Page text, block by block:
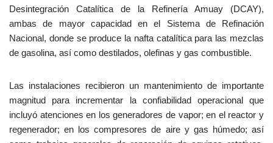
Desintegración Catalítica de la Refinería Amuay (DCAY),
ambas de mayor capacidad en el Sistema de Refinación
Nacional, donde se produce la nafta catalítica para las mezclas
de gasolina, así como destilados, olefinas y gas combustible.
Las instalaciones recibieron un mantenimiento de importante
magnitud para incrementar la confiabilidad operacional que
incluyó atenciones en los generadores de vapor; en el reactor y
regenerador; en los compresores de aire y gas húmedo; así